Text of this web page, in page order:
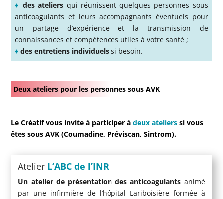
♦ des ateliers qui réunissent quelques personnes sous
anticoagulants et leurs accompagnants éventuels pour
un partage d’expérience et la transmission de
connaissances et compétences utiles à votre santé ;
♦ des entretiens individuels si besoin.
Deux ateliers pour les personnes sous AVK
Le Créatif vous invite à participer àdeux ateliers si vous
êtes sous AVK (Coumadine, Préviscan, Sintrom).
Atelier L’ABC de l’INR
Un atelier de présentation des anticoagulants animé
par une infirmière de l’hôpital Lariboisière formée à